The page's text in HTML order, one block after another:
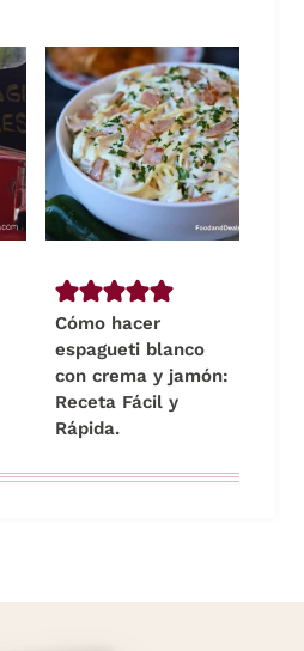
Cómo hacer
espagueti blanco
con crema y jamón:
Receta Fácil y
Rápida.